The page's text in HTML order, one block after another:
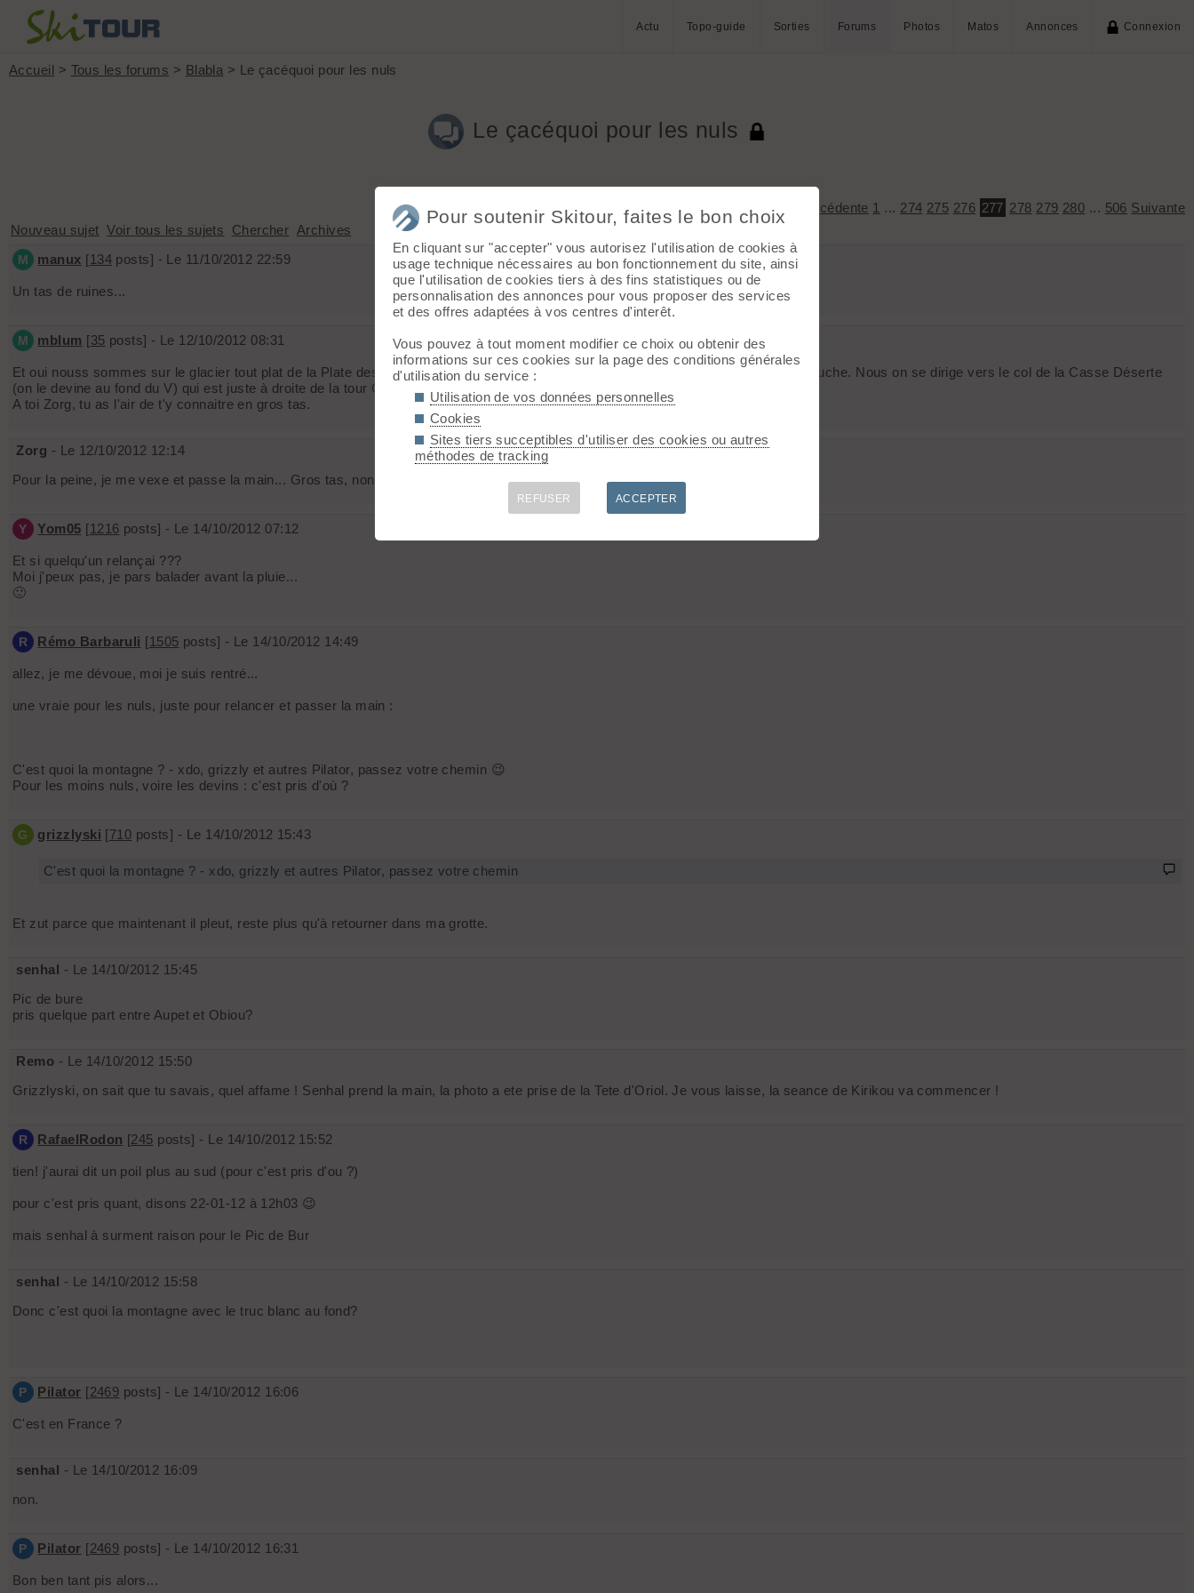
Actu Topo-guide Sorties Forums Photos Matos Annonces Connexion
Accueil > Tous les forums > Blabla > Le çacéquoi pour les nuls
Le çacéquoi pour les nuls
Aller à la page : Précédente 1 ... 274 275 276 277 278 279 280 ... 506 Suivante
Nouveau sujet Voir tous les sujets Chercher Archives
M manux [134posts] - Le 11/10/2012 22:59
Un tas de ruines...
M mblum [35 posts] - Le 12/10/2012 08:31
Et oui nouss sommes sur le glacier tout plat de la Plate des Agneaux. On voit bien le couloir de la brèche de Charrière au fond à gauche. Nous on se dirige vers le col de la Casse Déserte
(on le devine au fond du V) qui est juste à droite de la tour Choisy.
A toi Zorg, tu as l'air de t'y connaitre en gros tas.
Zorg - Le 12/10/2012 12:14
Pour la peine, je me vexe et passe la main... Gros tas, non mais...!
Y Yom05 [1216 posts] - Le 14/10/2012 07:12
Et si quelqu'un relançai ???
Moi j'peux pas, je pars balader avant la pluie...
🙂
R Rémo Barbaruli [1505 posts] - Le 14/10/2012 14:49
allez, je me dévoue, moi je suis rentré...
une vraie pour les nuls, juste pour relancer et passer la main :
C'est quoi la montagne ? - xdo, grizzly et autres Pilator, passez votre chemin 😉
Pour les moins nuls, voire les devins : c'est pris d'où ?
G grizzlyski [710 posts] - Le 14/10/2012 15:43
C'est quoi la montagne ? - xdo, grizzly et autres Pilator, passez votre chemin
Et zut parce que maintenant il pleut, reste plus qu'à retourner dans ma grotte.
senhal - Le 14/10/2012 15:45
Pic de bure
pris quelque part entre Aupet et Obiou?
Remo - Le 14/10/2012 15:50
Grizzlyski, on sait que tu savais, quel affame ! Senhal prend la main, la photo a ete prise de la Tete d'Oriol. Je vous laisse, la seance de Kirikou va commencer !
R RafaelRodon [245 posts] - Le 14/10/2012 15:52
tien! j'aurai dit un poil plus au sud (pour c'est pris d'ou ?)
pour c'est pris quant, disons 22-01-12 à 12h03 😉
mais senhal à surment raison pour le Pic de Bur
senhal - Le 14/10/2012 15:58
Donc c'est quoi la montagne avec le truc blanc au fond?
P Pilator [2469 posts] - Le 14/10/2012 16:06
C'est en France ?
senhal - Le 14/10/2012 16:09
non.
P Pilator [2469 posts] - Le 14/10/2012 16:31
Bon ben tant pis alors...
Pour soutenir Skitour, faites le bon choix
En cliquant sur "accepter" vous autorisez l'utilisation de cookies à
usage technique nécessaires au bon fonctionnement du site, ainsi
que l'utilisation de cookies tiers à des fins statistiques ou de
personnalisation des annonces pour vous proposer des services
et des offres adaptées à vos centres d'interêt.
Vous pouvez à tout moment modifier ce choix ou obtenir des
informations sur ces cookies sur la page des conditions générales
d'utilisation du service :
Utilisation de vos données personnelles
Cookies
Sites tiers succeptibles d'utiliser des cookies ou autres
méthodes de tracking
REFUSER ACCEPTER